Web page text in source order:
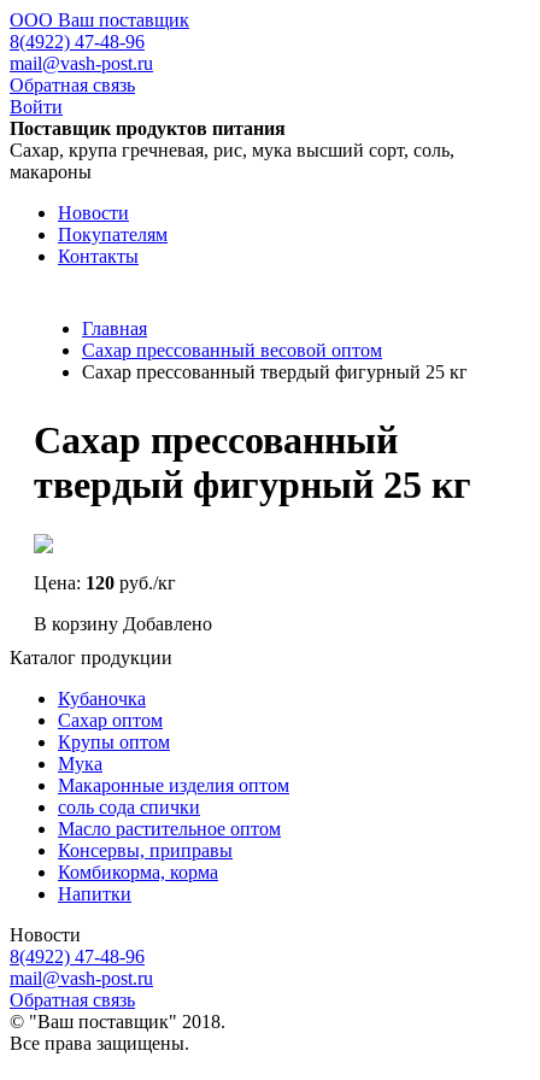
ООО Ваш поставщик
8(4922) 47-48-96
mail@vash-post.ru
Обратная связь
Войти
Поставщик продуктов питания
Сахар, крупа гречневая, рис, мука высший сорт, соль,
макароны
Новости
Покупателям
Контакты
Главная
Сахар прессованный весовой оптом
Сахар прессованный твердый фигурный 25 кг
Сахар прессованный
твердый фигурный 25 кг
Цена: 120 руб./кг
В корзину Добавлено
Каталог продукции
Кубаночка
Сахар оптом
Крупы оптом
Мука
Макаронные изделия оптом
соль сода спички
Масло растительное оптом
Консервы, приправы
Комбикорма, корма
Напитки
Новости
8(4922) 47-48-96
mail@vash-post.ru
Обратная связь
© "Ваш поставщик" 2018.
Все права защищены.